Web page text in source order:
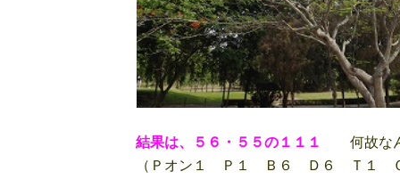
結果は、５６・５５の１１１
何故なん
（Ｐオン１ Ｐ１ Ｂ６ Ｄ６ Ｔ１